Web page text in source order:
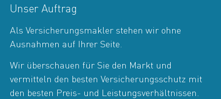
Unser Auftrag
Als Versicherungsmakler stehen wir ohne
Ausnahmen auf Ihrer Seite.
Wir überschauen für Sie den Markt und
vermitteln den besten Versicherungsschutz mit
den besten Preis- und Leistungsverhältnissen.